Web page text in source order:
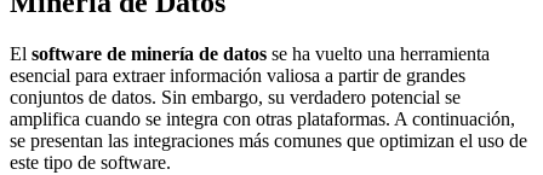
El software de minería de datos se ha vuelto una herramienta
esencial para extraer información valiosa a partir de grandes
conjuntos de datos. Sin embargo, su verdadero potencial se
amplifica cuando se integra con otras plataformas. A continuación,
se presentan las integraciones más comunes que optimizan el uso de
este tipo de software.